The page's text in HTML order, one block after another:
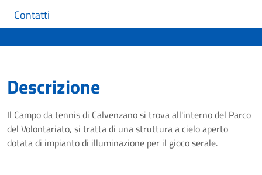
Contatti
Descrizione
Il Campo da tennis di Calvenzano si trova all'interno del Parco
del Volontariato, si tratta di una struttura a cielo aperto
dotata di impianto di illuminazione per il gioco serale.